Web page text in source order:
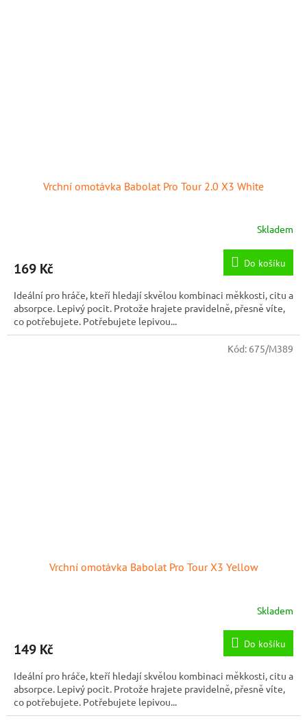
Vrchní omotávka Babolat Pro Tour 2.0 X3 White
Skladem
169 Kč Do košíku
Ideální pro hráče, kteří hledají skvělou kombinaci měkkosti, citu a
absorpce. Lepivý pocit. Protože hrajete pravidelně, přesně víte,
co potřebujete. Potřebujete lepivou...
Vrchní omotávka Babolat Pro Tour X3 Yellow
Skladem
149 Kč Do košíku
Ideální pro hráče, kteří hledají skvělou kombinaci měkkosti, citu a
absorpce. Lepivý pocit. Protože hrajete pravidelně, přesně víte,
co potřebujete. Potřebujete lepivou...
Kód: 675/M389